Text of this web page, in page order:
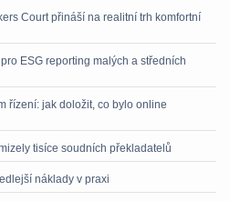
Court přináší na realitní trh komfortní
ESG reporting malých a středních
řízení: jak doložit, co bylo online
tisíce soudních překladatelů
náklady v praxi